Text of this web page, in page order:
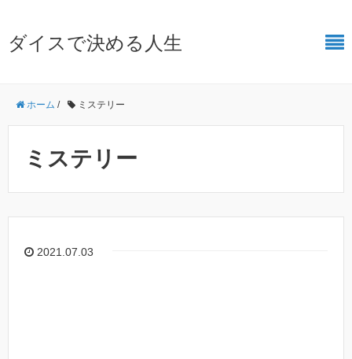
ダイスで決める人生
ホーム / ミステリー
ミステリー
2021.07.03